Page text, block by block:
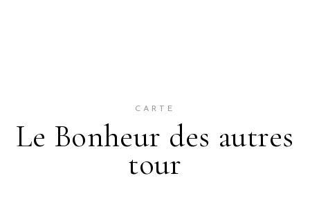
CARTE
Le Bonheur des autres
tour